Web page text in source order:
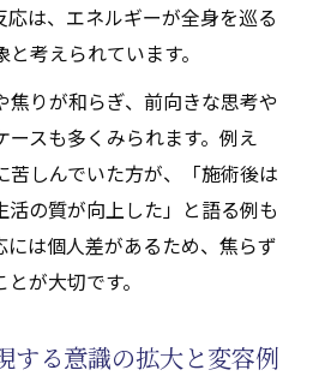
は、エネルギーが全身を巡る
考えられています。
焦りが和らぎ、前向きな思考や
スも多くみられます。例え
苦しんでいた方が、「施術後は
の質が向上した」と語る例も
には個人差があるため、焦らず
が大切です。
する意識の拡大と変容例